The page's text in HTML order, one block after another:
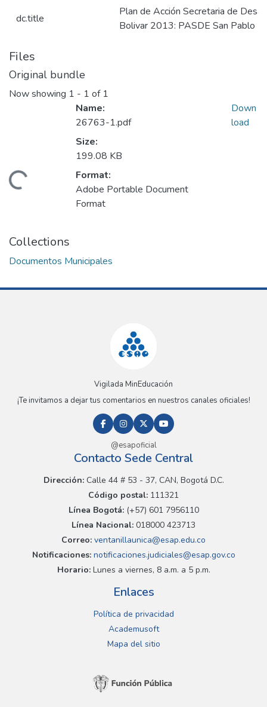
dc.title
Plan de Acción Secretaria de
Bolivar 2013: PASDE San Pablo
Files
Original bundle
Now showing 1 - 1 of 1
Loading...
Name:
26763-1.pdf
Size:
199.08 KB
Format:
Adobe Portable Document
Format
Down
load
Collections
Documentos Municipales
Vigilada MinEducación
¡Te invitamos a dejar tus comentarios en nuestros canales oficiales!
@esapoficial
Contacto Sede Central
Dirección:Calle 44 # 53 - 37, CAN, Bogotá D.C.
Código postal: 111321
Línea Bogotá:(+57) 601 7956110
Línea Nacional: 018000 423713
Correo: ventanillaunica@esap.edu.co
Notificaciones:notificaciones.judiciales@esap.gov.co
Horario:Lunes a viernes, 8 a.m. a 5 p.m.
Enlaces
Política de privacidad
Academusoft
Mapa del sitio